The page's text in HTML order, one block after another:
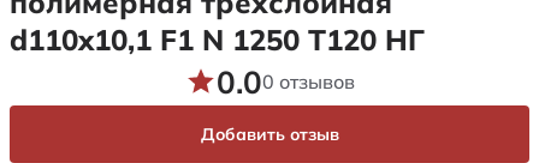
d110x10,1 F1 N 1250 Т120 НГ
0.00 отзывов
Добавить отзыв